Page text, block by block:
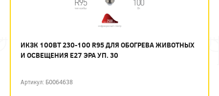
ИКЗК 100ВТ 230-100 R95 ДЛЯ ОБОГРЕВА ЖИВОТНЫХ
И ОСВЕЩЕНИЯ Е27 ЭРА УП. 30
Артикул: Б0064638